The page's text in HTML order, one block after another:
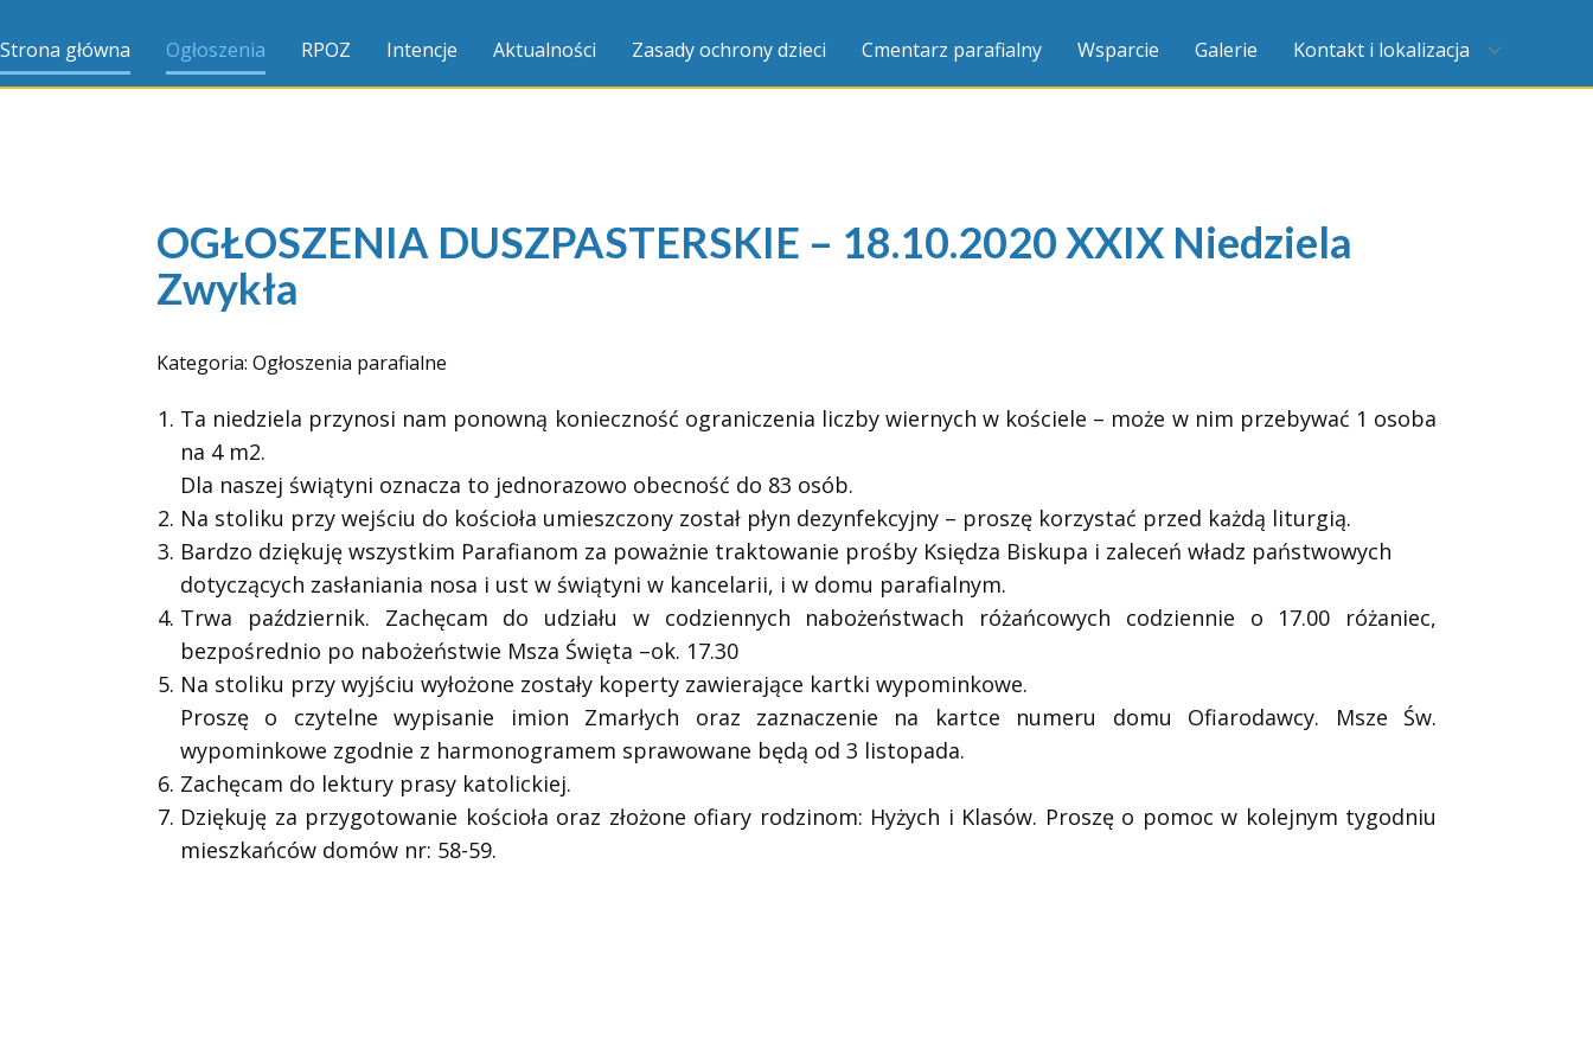
Strona główna Ogłoszenia RPOZ Intencje Aktualności Zasady ochrony dzieci Cmentarz parafialny Wsparcie Galerie Kontakt i lokalizacja
OGŁOSZENIA DUSZPASTERSKIE – 18.10.2020 XXIX Niedziela
Zwykła
Kategoria: Ogłoszenia parafialne
Ta niedziela przynosi nam ponowną konieczność ograniczenia liczby wiernych w kościele – może w nim przebywać 1 osoba
na 4 m2.
Dla naszej świątyni oznacza to jednorazowo obecność do 83 osób.
Na stoliku przy wejściu do kościoła umieszczony został płyn dezynfekcyjny – proszę korzystać przed każdą liturgią.
Bardzo dziękuję wszystkim Parafianom za poważnie traktowanie prośby Księdza Biskupa i zaleceń władz państwowych
dotyczących zasłaniania nosa i ust w świątyni w kancelarii, i w domu parafialnym.
Trwa październik. Zachęcam do udziału w codziennych nabożeństwach różańcowych codziennie o 17.00 różaniec,
bezpośrednio po nabożeństwie Msza Święta –ok. 17.30
Na stoliku przy wyjściu wyłożone zostały koperty zawierające kartki wypominkowe.
Proszę o czytelne wypisanie imion Zmarłych oraz zaznaczenie na kartce numeru domu Ofiarodawcy. Msze Św.
wypominkowe zgodnie z harmonogramem sprawowane będą od 3 listopada.
Zachęcam do lektury prasy katolickiej.
Dziękuję za przygotowanie kościoła oraz złożone ofiary rodzinom: Hyżych i Klasów. Proszę o pomoc w kolejnym tygodniu
mieszkańców domów nr: 58-59.